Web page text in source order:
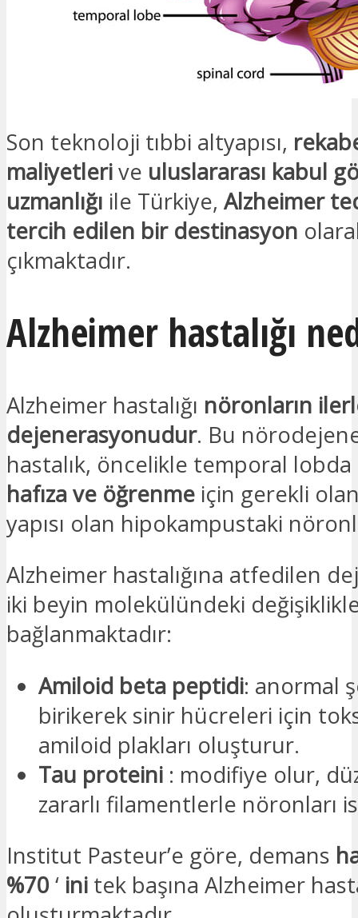
Son teknoloji tıbbi altyapısı,
maliyetlerive uluslararası kabul
uzmanlığı ile Türkiye, Alzheimer
tercih edilen bir destinasyon
çıkmaktadır.
Alzheimer hastalığı
Alzheimer hastalığı nöronların
dejenerasyonudur. Bu
hastalık, öncelikle temporal
hafıza ve öğrenme için gerekli
yapısı olan hipokampustaki
Alzheimer hastalığına atfedilen
iki beyin molekülündeki
bağlanmaktadır:
Amiloid beta peptidi: anormal
birikerek sinir hücreleri için
amiloid plakları oluşturur.
Tau proteini : modifiye olur,
zararlı filamentlerle nöronları
Institut Pasteur’e göre, demans
%70 ‘ ini tek başına Alzheimer